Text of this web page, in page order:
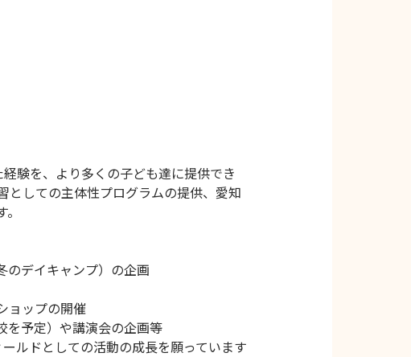
験を、より多くの子ども達に提供でき
としての主体性プログラムの提供、愛知
のデイキャンプ）の企画
ョップの開催
を予定）や講演会の企画等
ルドとしての活動の成長を願っています